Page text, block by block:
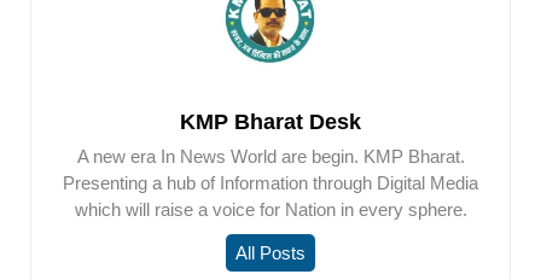
KMP Bharat Desk
A new era In News World are begin. KMP Bharat.
Presenting a hub of Information through Digital Media
which will raise a voice for Nation in every sphere.
All Posts